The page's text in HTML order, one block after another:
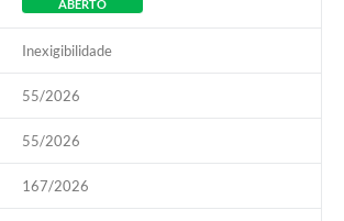
ABERTO
Inexigibilidade
55/2026
55/2026
167/2026